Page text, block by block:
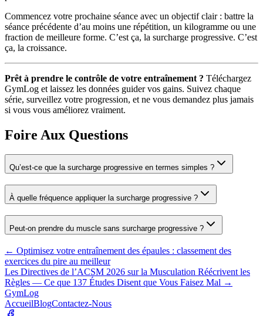
Commencez votre prochaine séance avec un objectif clair : battre la
séance précédente d’au moins une répétition, un kilogramme ou une
fraction de meilleure forme. C’est ça, la surcharge progressive. C’est
ça, la croissance.
Prêt à prendre le contrôle de votre entraînement ? Téléchargez
GymLog et laissez les données guider vos gains. Suivez chaque
série, surveillez votre progression, et ne vous demandez plus jamais
si vous vous améliorez vraiment.
Foire Aux Questions
Qu’est-ce que la surcharge progressive en termes simples ?
À quelle fréquence appliquer la surcharge progressive ?
Peut-on prendre du muscle sans surcharge progressive ?
← Optimisez votre entraînement des épaules : classement des
exercices du pire au meilleur
Les Directives de l’ACSM 2026 sur la Musculation Réécrivent les
Règles — Ce que 137 Études Disent que Vous Faisez Mal →
GymLog
AccueilBlogContactez-Nous